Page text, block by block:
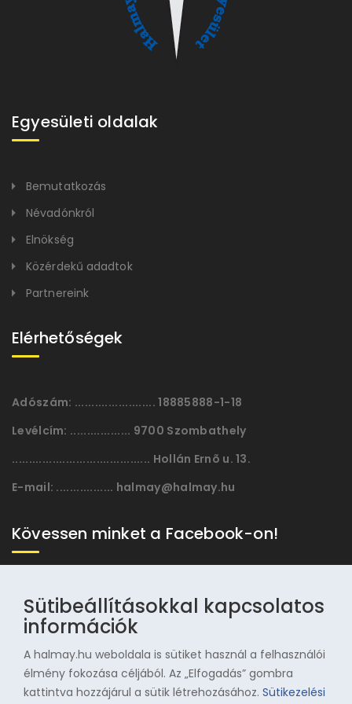
Egyesületi oldalak
Bemutatkozás
Névadónkról
Elnökség
Közérdekű adadtok
Partnereink
Elérhetőségek
Adószám: ........................ 18885888-1-18
Levélcím: .................. 9700 Szombathely
......................................... Hollán Ernõ u. 13.
E-mail: ................. halmay@halmay.hu
Kövessen minket a Facebook-on!
Sütibeállításokkal kapcsolatos
információk
A halmay.hu weboldala is sütiket használ a felhasználói
élmény fokozása céljából. Az „Elfogadás” gombra
kattintva hozzájárul a sütik létrehozásához.Sütikezelési